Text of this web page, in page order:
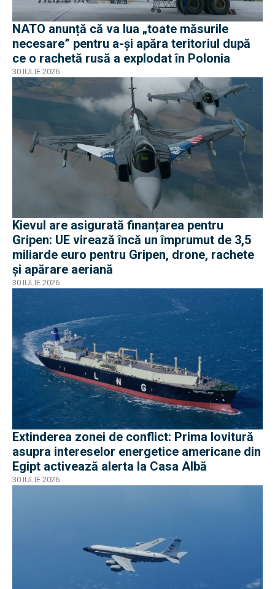
NATO anunță că va lua „toate măsurile
necesare” pentru a-și apăra teritoriul după
ce o rachetă rusă a explodat în Polonia
30 IULIE 2026
Kievul are asigurată finanțarea pentru
Gripen: UE virează încă un împrumut de 3,5
miliarde euro pentru Gripen, drone, rachete
și apărare aeriană
30 IULIE 2026
Extinderea zonei de conflict: Prima lovitură
asupra intereselor energetice americane din
Egipt activează alerta la Casa Albă
30 IULIE 2026